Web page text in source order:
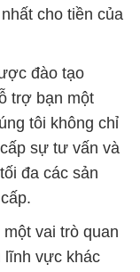
cho tiền của
đào tạo
trợ bạn một
tôi không chỉ
sự tư vấn và
đa các sản
vai trò quan
lĩnh vực khác